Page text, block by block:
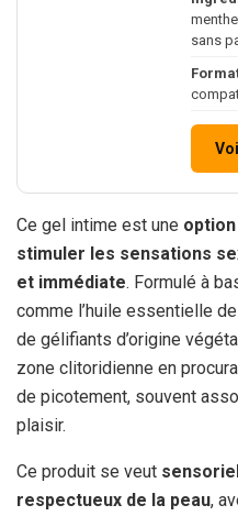
sans
Ce gel intime est une
stimuler les sensations
et immédiate. Formulé à
comme l’huile essentielle
de gélifiants d’origine
zone clitoridienne en
de picotement, souvent
plaisir.
Ce produit se veut
respectueux de la peau,